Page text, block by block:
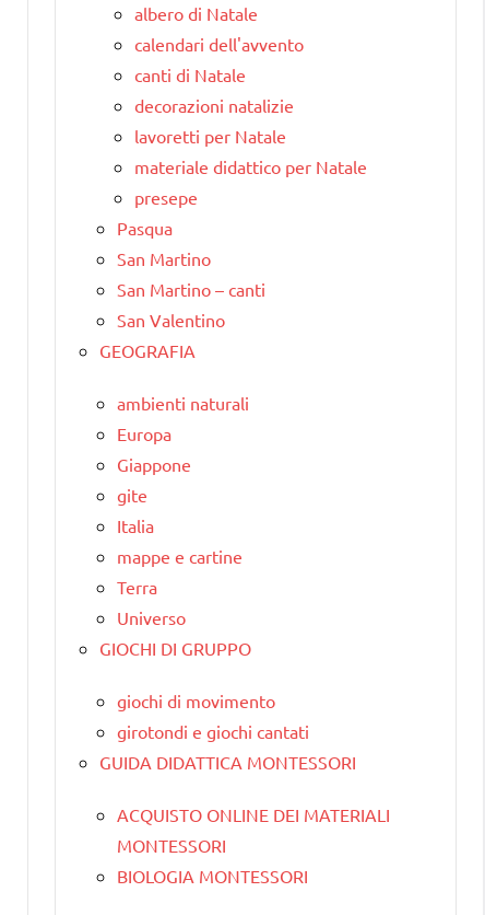
albero di Natale
calendari dell'avvento
canti di Natale
decorazioni natalizie
lavoretti per Natale
materiale didattico per Natale
presepe
Pasqua
San Martino
San Martino – canti
San Valentino
GEOGRAFIA
ambienti naturali
Europa
Giappone
gite
Italia
mappe e cartine
Terra
Universo
GIOCHI DI GRUPPO
giochi di movimento
girotondi e giochi cantati
GUIDA DIDATTICA MONTESSORI
ACQUISTO ONLINE DEI MATERIALI
MONTESSORI
BIOLOGIA MONTESSORI